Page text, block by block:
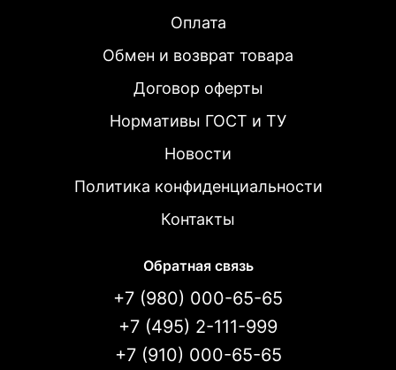
Оплата
Обмен и возврат товара
Договор оферты
Нормативы ГОСТ и ТУ
Новости
Политика конфиденциальности
Контакты
Обратная связь
+7 (980) 000-65-65
+7 (495) 2-111-999
+7 (910) 000-65-65